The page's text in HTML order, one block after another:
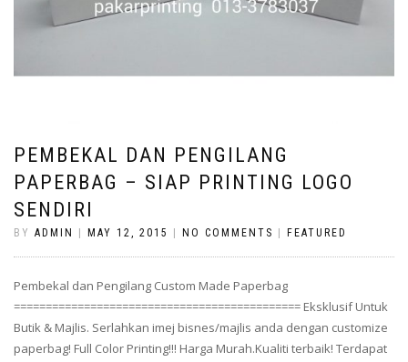
PEMBEKAL DAN PENGILANG
PAPERBAG – SIAP PRINTING LOGO
SENDIRI
BY ADMIN MAY 12, 2015 NO COMMENTS FEATURED
Pembekal dan Pengilang Custom Made Paperbag
============================================= Eksklusif Untuk
Butik & Majlis. Serlahkan imej bisnes/majlis anda dengan customize
paperbag! Full Color Printing!!! Harga Murah.Kualiti terbaik! Terdapat